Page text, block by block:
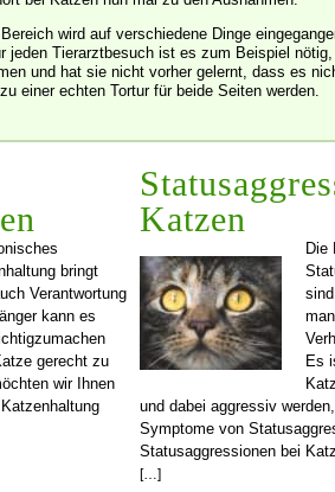
wird auf verschiedene Dinge
jeden Tierarztbesuch ist es zum Beispiel
und hat sie nicht vorher gelernt, dass es
einer echten Tortur für beide Seiten werden.
bringt
Verantwortung
kann es
gerecht zu
wir Ihnen
Katzen
Die
Es
und dabei aggressiv
Symptome von
Statusaggressionen bei
[…]